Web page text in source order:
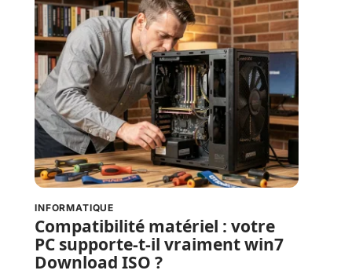
INFORMATIQUE
Compatibilité matériel : votre
PC supporte-t-il vraiment win7
Download ISO ?